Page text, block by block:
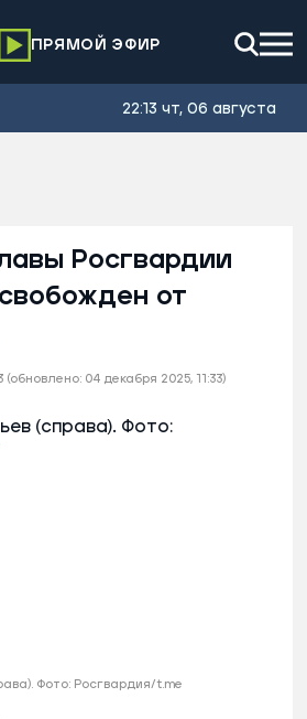
ПРЯМОЙ ЭФИР
22:13 чт, 06 августа
(обновлено: 04 декабря 2025, 11:33)
Росгвардии
от
Фото: Росгвардия/t.me